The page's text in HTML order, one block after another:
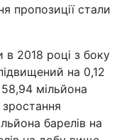
пропозиції стали
в 2018 році з боку
на 0,12
мільйона
барелів на